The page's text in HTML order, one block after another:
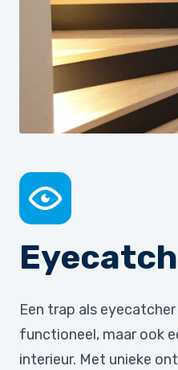
Een trap als
functioneel, maar ook
interieur. Met unieke